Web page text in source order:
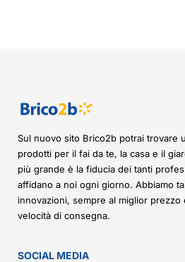
Sul nuovo sito Brico2b potrai trovare
prodotti per il fai da te, la casa e il
più grande è la fiducia dei tanti
affidano a noi ogni giorno. Abbiamo
innovazioni, sempre al miglior prezzo
velocità di consegna.
SOCIAL MEDIA